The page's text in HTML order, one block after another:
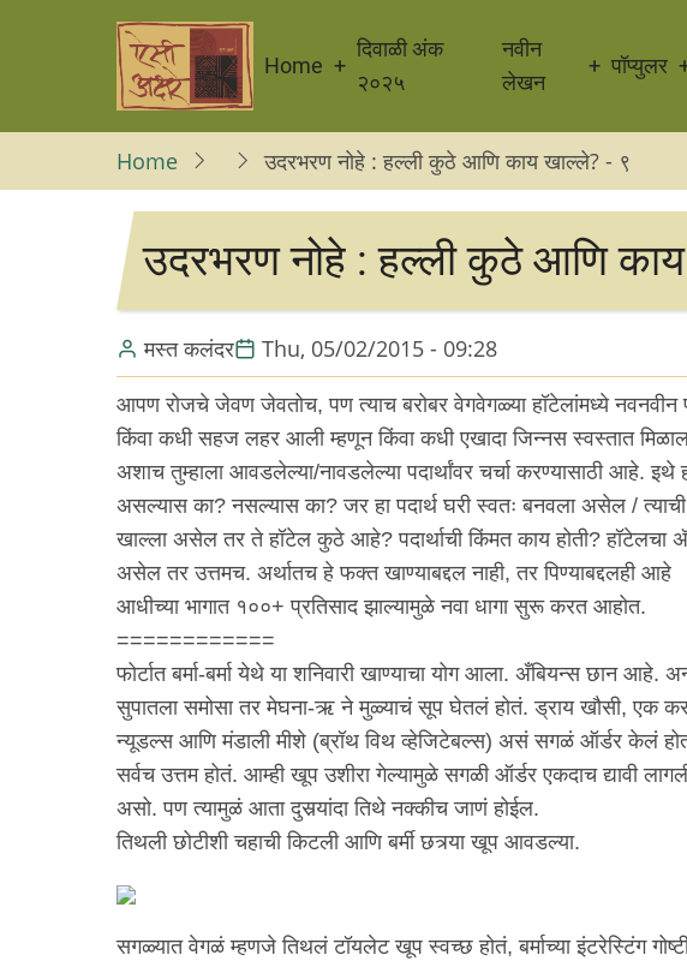
navigation
Home
दिवाळी अंक
२०२५
नवीन
लेखन
पॉप्युलर
Home उदरभरण नोहे : हल्ली कुठे आणि काय खाल्ले? - ९
उदरभरण नोहे : हल्ली कुठे आणि
मस्त कलंदर Thu, 05/02/2015 - 09:28
आपण रोजचे जेवण जेवतोच, पण त्याच बरोबर वेगवेगळ्या हॉटेलांमध्ये नवनवीन
किंवा कधी सहज लहर आली म्हणून किंवा कधी एखादा जिन्नस स्वस्तात
अशाच तुम्हाला आवडलेल्या/नावडलेल्या पदार्थांवर चर्चा करण्यासाठी आहे.
असल्यास का? नसल्यास का? जर हा पदार्थ घरी स्वतः बनवला असेल /
खाल्ला असेल तर ते हॉटेल कुठे आहे? पदार्थाची किंमत काय होती? हॉटेलचा
असेल तर उत्तमच. अर्थातच हे फक्त खाण्याबद्दल नाही, तर पिण्याबद्दलही आहे
आधीच्या भागात १००+ प्रतिसाद झाल्यामुळे नवा धागा सुरू करत आहोत.
============
फोर्टात बर्मा-बर्मा येथे या शनिवारी खाण्याचा योग आला. अँबियन्स छान आहे.
सुपातला समोसा तर मेघना-ऋ ने मुळ्याचं सूप घेतलं होतं. ड्राय खौसी, एक
न्यूडल्स आणि मंडाली मीशे (ब्रॉथ विथ व्हेजिटेबल्स) असं सगळं ऑर्डर केलं
सर्वच उत्तम होतं. आम्ही खूप उशीरा गेल्यामुळे सगळी ऑर्डर एकदाच द्यावी
असो. पण त्यामुळं आता दुसर्‍यांदा तिथे नक्कीच जाणं होईल.
तिथली छोटीशी चहाची किटली आणि बर्मी छत्र्या खूप आवडल्या.
सगळ्यात वेगळं म्हणजे तिथलं टॉयलेट खूप स्वच्छ होतं, बर्माच्या इंटरेस्टिंग